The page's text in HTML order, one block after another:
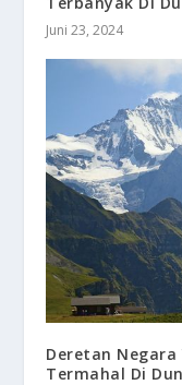
Juni 23, 2024
Deretan
Termahal Di